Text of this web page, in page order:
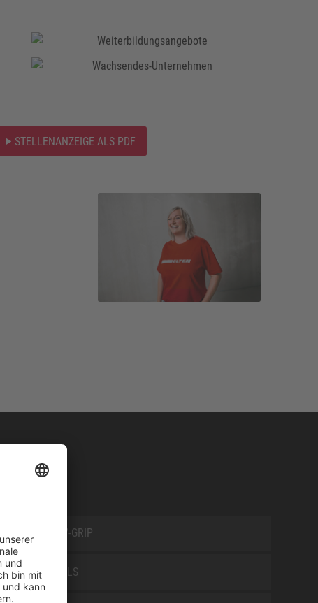
STELLENANZEIGE ALS PDF
SAFETY-GRIP
SPECIALS